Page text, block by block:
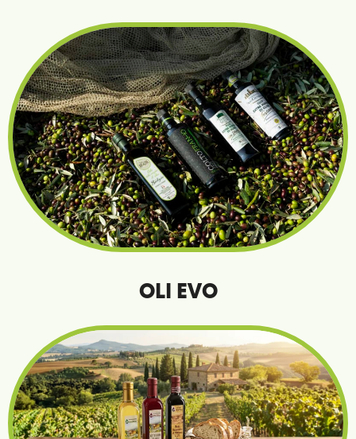
OLI EVO
Dall’oliveta alla bottiglia
Ricchezza e varietà per le vostre tavole
In ogni goccia